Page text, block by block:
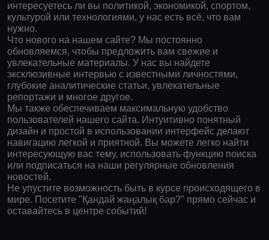
интересуетесь ли вы политикой, экономикой, спортом,
культурой или технологиями, у нас есть всё, что вам
нужно.
Что нового на нашем сайте? Мы постоянно
обновляемся, чтобы предложить вам свежие и
увлекательные материалы. У нас вы найдете
эксклюзивные интервью с известными личностями,
глубокие аналитические статьи, увлекательные
репортажи и многое другое.
Мы также обеспечиваем максимальную удобство
пользователей нашего сайта. Интуитивно понятный
дизайн и простой в использовании интерфейс делают
навигацию легкой и приятной. Вы можете легко найти
интересующую вас тему, использовать функцию поиска
или подписаться на наши регулярные обновления
новостей.
Не упустите возможность быть в курсе происходящего в
мире. Посетите "Қандай жаңалық бар?" прямо сейчас и
оставайтесь в центре событий!